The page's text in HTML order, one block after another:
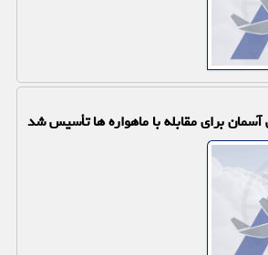
برای مقابله با ماهواره ها تأسیس شد